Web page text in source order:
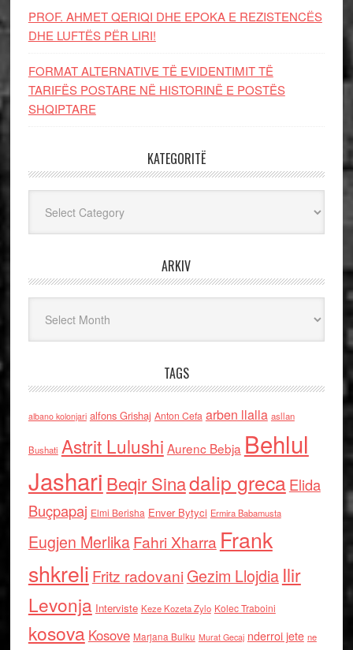
PROF. AHMET QERIQI DHE EPOKA E REZISTENCЁS
DHE LUFTЁS PЁR LIRI!
FORMAT ALTERNATIVE TË EVIDENTIMIT TË
TARIFËS POSTARE NË HISTORINË E POSTËS
SHQIPTARE
KATEGORITË
ARKIV
TAGS
albano kolonjari alfons Grishaj Anton Cefa arben llalla asllan
Bushati Astrit Lulushi Aurenc Bebja Behlul
Jashari Beqir Sinadalip grecaElida
Buçpapaj Elmi Berisha Enver Bytyci Ermira Babamusta
Eugjen MerlikaFahri Xharra Frank
shkreli Fritz radovaniGezim Llojdia Ilir
Levonja Interviste Keze Kozeta Zylo Kolec Traboini
kosova Kosove Marjana Bulku Murat Gecaj nderroi jete ne